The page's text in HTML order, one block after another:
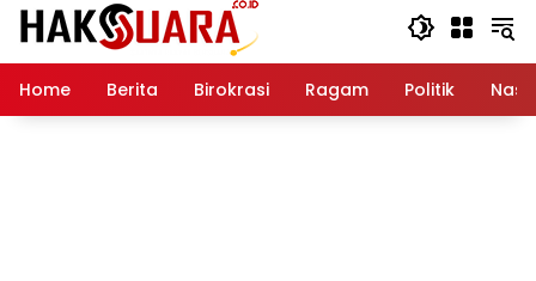
Home Berita Birokrasi Ragam Politik